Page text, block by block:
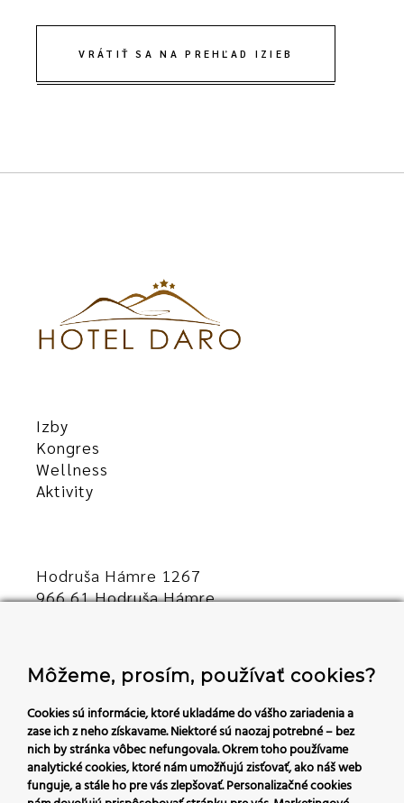
VRÁTIŤ SA NA PREHĽAD IZIEB
Izby
Kongres
Wellness
Aktivity
Hodruša Hámre 1267
966 61 Hodruša Hámre
recepcia@hoteldaro.sk
Sledujte nás:
Môžeme, prosím, používať cookies?
Cookies sú informácie, ktoré ukladáme do vášho zariadenia a
zase ich z neho získavame. Niektoré sú naozaj potrebné – bez
nich by stránka vôbec nefungovala.Okrem toho používame
analytické cookies, ktoré nám umožňujú zisťovať, ako náš web
funguje, a stále ho pre vás zlepšovať. Personalizačné cookies